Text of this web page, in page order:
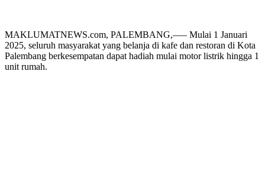
MAKLUMATNEWS.com, PALEMBANG,—– Mulai 1 Januari
2025, seluruh masyarakat yang belanja di kafe dan restoran di Kota
Palembang berkesempatan dapat hadiah mulai motor listrik hingga 1
unit rumah.